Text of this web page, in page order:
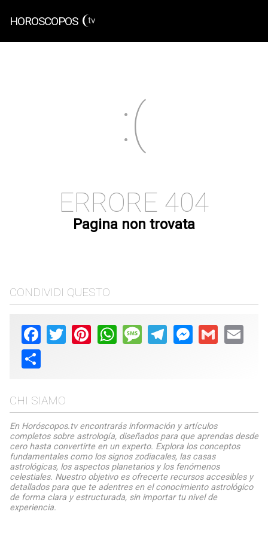
HOROSCOPOS .tv
ERRORE 404
Pagina non trovata
CONDIVIDI QUESTO
Facebook
Twitter PinterestWhatsAppMessageTelegramMessenger
Gmail Email
Share
CHI SIAMO
En Horóscopos.tv encontrarás información y artículos
completos sobre astrología, diseñados para que aprendas desde
cero hasta convertirte en un experto. Explora los conceptos
fundamentales como los signos zodiacales, las casas
astrológicas, los aspectos planetarios y los fenómenos
celestiales. Nuestro objetivo es ofrecerte recursos accesibles y
detallados para que te adentres en el conocimiento astrológico
de forma clara y estructurada, sin importar tu nivel de
experiencia.